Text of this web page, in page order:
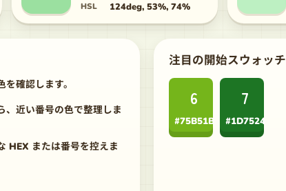
HSL 124deg, 53%, 74%
確認します。
、近い番号の色で整理しま
HEX または番号を控えま
注目の開始スウォッチ
6
#75B51B
7
#1D7524